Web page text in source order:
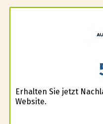
Erhalten Sie jetzt
Website.